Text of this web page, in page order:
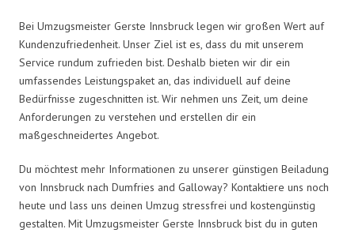
Bei Umzugsmeister Gerste Innsbruck legen wir großen Wert auf
Kundenzufriedenheit. Unser Ziel ist es, dass du mit unserem
Service rundum zufrieden bist. Deshalb bieten wir dir ein
umfassendes Leistungspaket an, das individuell auf deine
Bedürfnisse zugeschnitten ist. Wir nehmen uns Zeit, um deine
Anforderungen zu verstehen und erstellen dir ein
maßgeschneidertes Angebot.
Du möchtest mehr Informationen zu unserer günstigen Beiladung
von Innsbruck nach Dumfries and Galloway? Kontaktiere uns noch
heute und lass uns deinen Umzug stressfrei und kostengünstig
gestalten. Mit Umzugsmeister Gerste Innsbruck bist du in guten